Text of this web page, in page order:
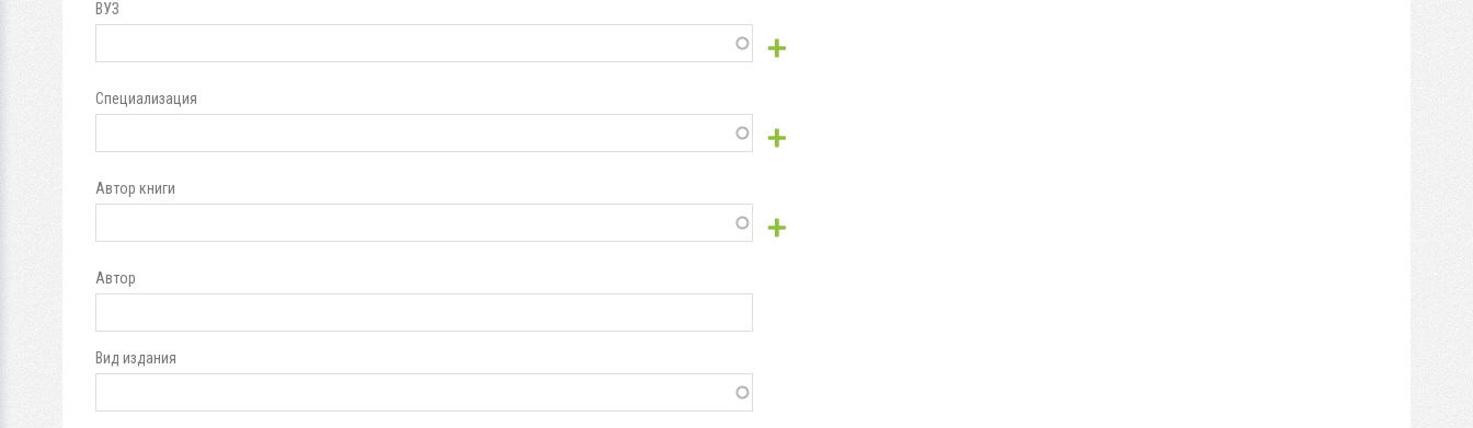
ВУЗ
Специализация
Автор книги
Автор
Вид издания